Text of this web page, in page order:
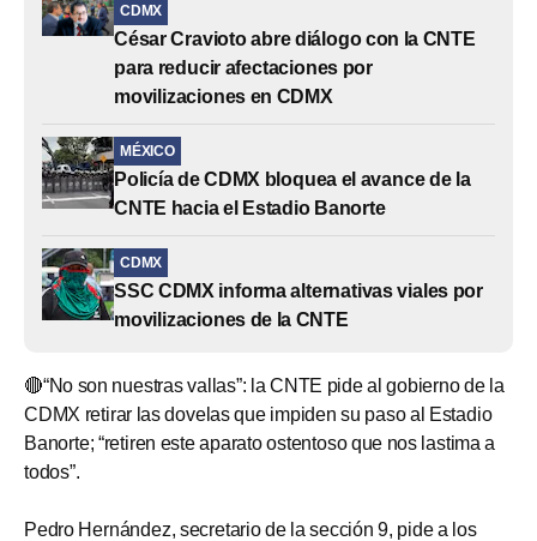
CDMX
César Cravioto abre diálogo con la CNTE
para reducir afectaciones por
movilizaciones en CDMX
MÉXICO
Policía de CDMX bloquea el avance de la
CNTE hacia el Estadio Banorte
CDMX
SSC CDMX informa alternativas viales por
movilizaciones de la CNTE
🔴“No son nuestras vallas”: la CNTE pide al gobierno de la
CDMX retirar las dovelas que impiden su paso al Estadio
Banorte; “retiren este aparato ostentoso que nos lastima a
todos”.
Pedro Hernández, secretario de la sección 9, pide a los